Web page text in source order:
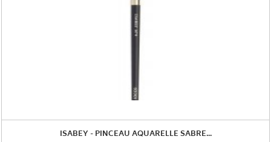
ISABEY - PINCEAU AQUARELLE SABRE...